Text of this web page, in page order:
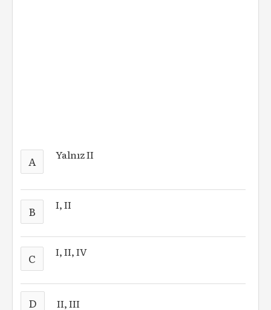
A Yalnız II
B I, II
C I, II, IV
D II, III